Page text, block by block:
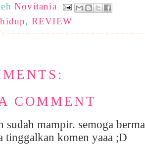
Novitania
, REVIEW
COMMENT
sudah mampir. semoga
tinggalkan komen yaaa ;D